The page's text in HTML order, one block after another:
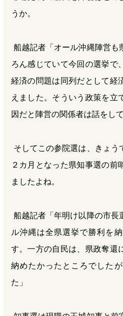
うか。
船越記者「オール沖縄陣営も
ろん感じていて今回の選挙で
経済の問題は同列だとして経
えました。そういう政策を立
因だと陣営の関係者は話をして
そしてこの参院選は、きょう
２カ月となった県知事選の前
ましたよね。
船越記者「年明け以降の市長
ル沖縄は全県選挙で勝利を
す。一方の自民は、県政奪還
納めたかったところでした
た」